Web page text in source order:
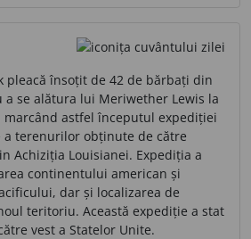
pleacă însoțit de 42 de bărbați din
a se alătura lui Meriwether Lewis la
marcând astfel începutul expediției
a terenurilor obținute de către
Achiziția Louisianei. Expediția a
continentului american și
dar și localizarea de
teritoriu. Această expediție a stat
vest a Statelor Unite.